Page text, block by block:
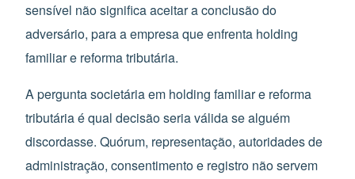
sensível não significa aceitar a conclusão do
adversário, para a empresa que enfrenta holding
familiar e reforma tributária.
A pergunta societária em holding familiar e reforma
tributária é qual decisão seria válida se alguém
discordasse. Quórum, representação, autoridades de
administração, consentimento e registro não servem